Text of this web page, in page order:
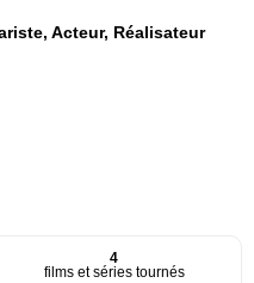
Acteur, Réalisateur
4
films et séries tournés